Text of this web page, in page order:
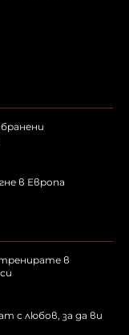
в Европа
в
с любов, за да ви